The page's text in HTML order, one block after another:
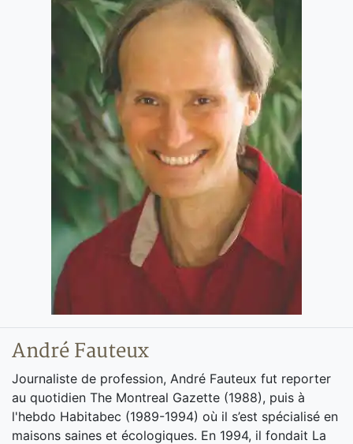
André Fauteux
Journaliste de profession, André Fauteux fut reporter
au quotidien The Montreal Gazette (1988), puis à
l'hebdo Habitabec (1989-1994) où il s’est spécialisé en
maisons saines et écologiques. En 1994, il fondait La